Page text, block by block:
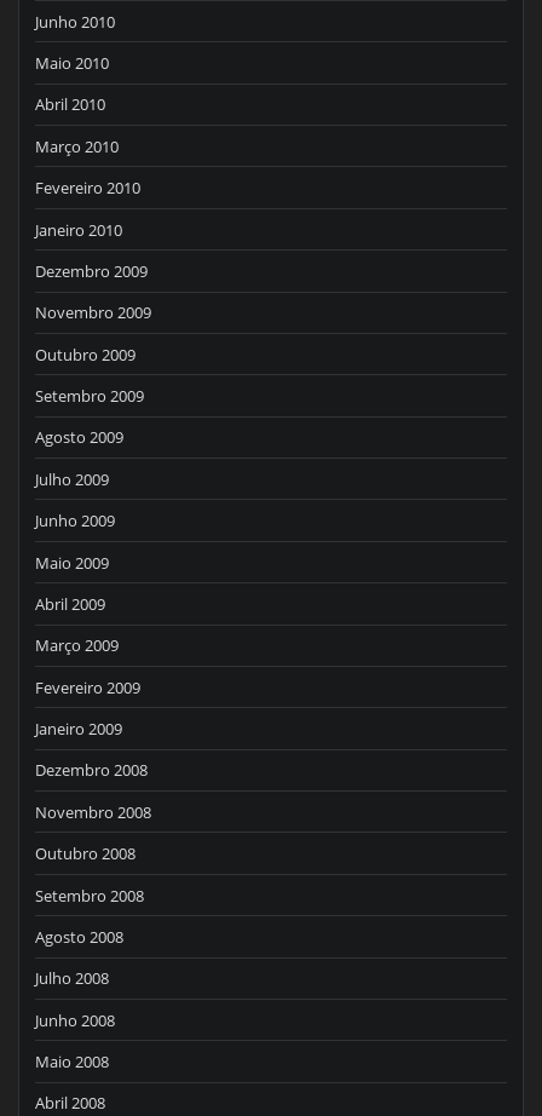
Junho 2010
Maio 2010
Abril 2010
Março 2010
Fevereiro 2010
Janeiro 2010
Dezembro 2009
Novembro 2009
Outubro 2009
Setembro 2009
Agosto 2009
Julho 2009
Junho 2009
Maio 2009
Abril 2009
Março 2009
Fevereiro 2009
Janeiro 2009
Dezembro 2008
Novembro 2008
Outubro 2008
Setembro 2008
Agosto 2008
Julho 2008
Junho 2008
Maio 2008
Abril 2008